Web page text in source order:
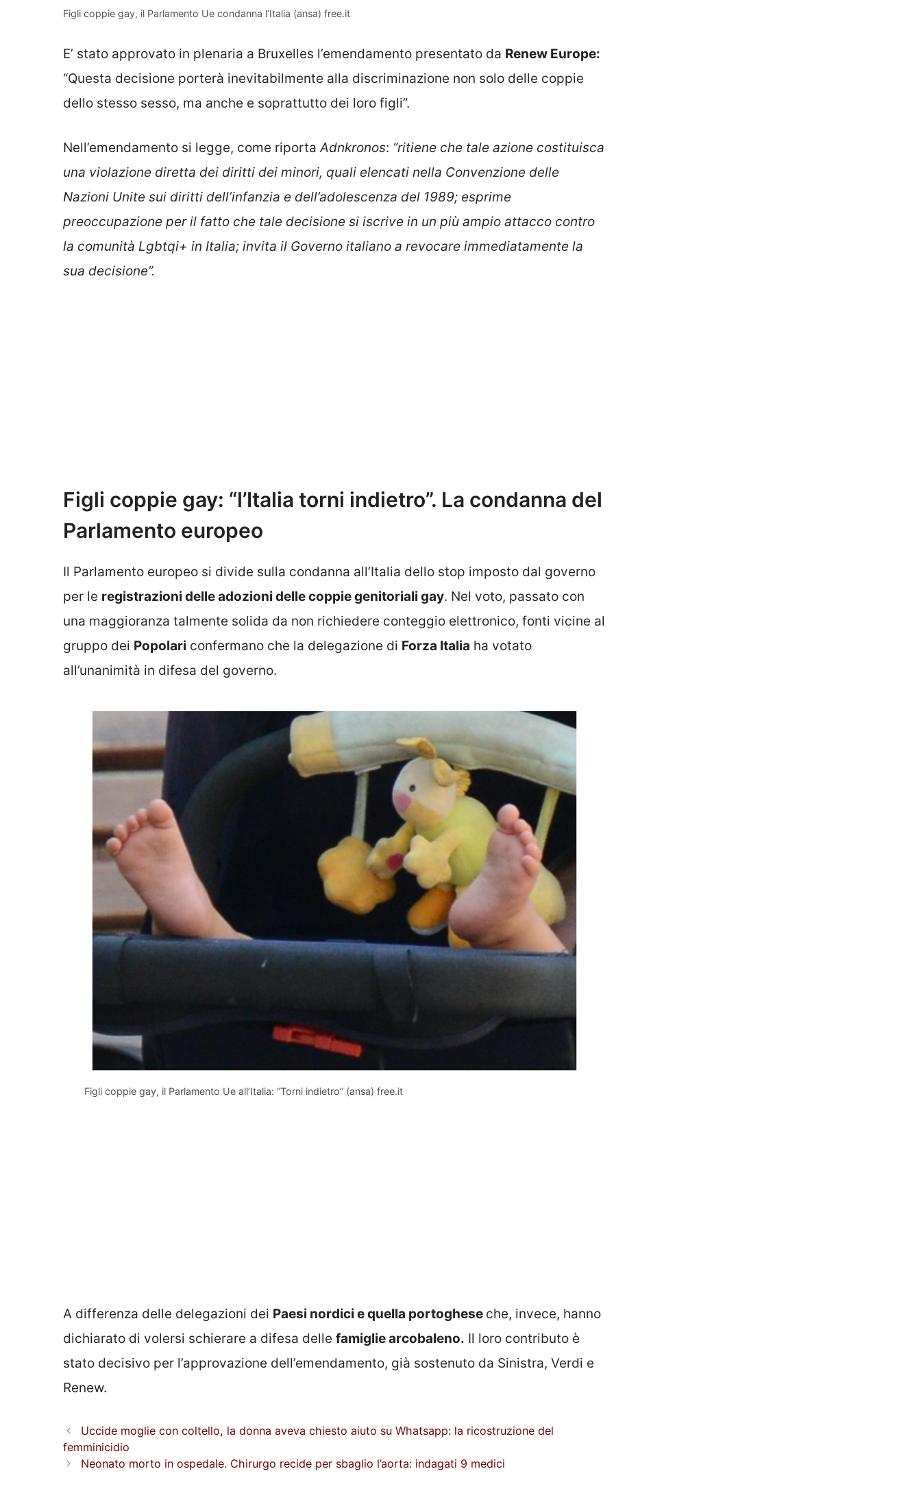
Figli coppie gay, il Parlamento Ue condanna l’Italia (ansa) free.it
E’ stato approvato in plenaria a Bruxelles l’emendamento presentato da Renew Europe:
“Questa decisione porterà inevitabilmente alla discriminazione non solo delle coppie
dello stesso sesso, ma anche e soprattutto dei loro figli”.
Nell’emendamento si legge, come riportaAdnkronos: “ritiene che tale azione costituisca
una violazione diretta dei diritti dei minori, quali elencati nella Convenzione delle
Nazioni Unite sui diritti dell’infanzia e dell’adolescenza del 1989; esprime
preoccupazione per il fatto che tale decisione si iscrive in un più ampio attacco contro
la comunità Lgbtqi+ in Italia; invita il Governo italiano a revocare immediatamente la
sua decisione”.
Figli coppie gay: “l’Italia torni indietro”. La condanna del
Parlamento europeo
Il Parlamento europeo si divide sulla condanna all’Italia dello stop imposto dal governo
per le registrazioni delle adozioni delle coppie genitoriali gay. Nel voto, passato con
una maggioranza talmente solida da non richiedere conteggio elettronico, fonti vicine al
gruppo dei Popolari confermano che la delegazione di Forza Italia ha votato
all’unanimità in difesa del governo.
Figli coppie gay, il Parlamento Ue all’Italia: “Torni indietro” (ansa) free.it
A differenza delle delegazioni dei Paesi nordici e quella portoghese che, invece, hanno
dichiarato di volersi schierare a difesa delle famiglie arcobaleno. Il loro contributo è
stato decisivo per l’approvazione dell’emendamento, già sostenuto da Sinistra, Verdi e
Renew.
Uccide moglie con coltello, la donna aveva chiesto aiuto su Whatsapp: la ricostruzione del
femminicidio
Neonato morto in ospedale. Chirurgo recide per sbaglio l’aorta: indagati 9 medici